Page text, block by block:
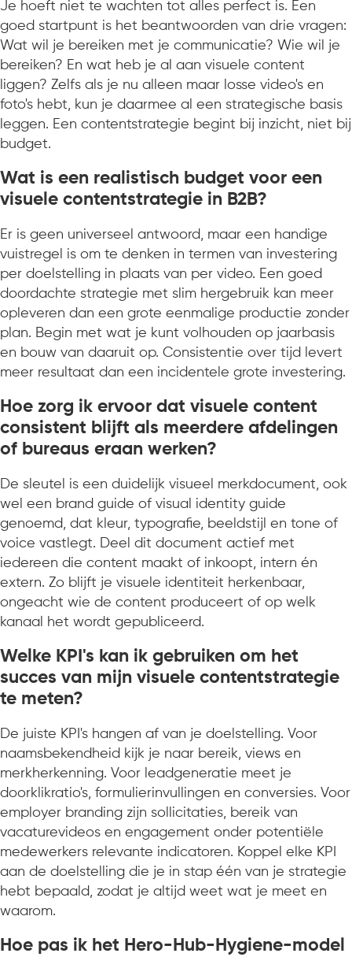
Je hoeft niet te wachten tot alles perfect is. Een
goed startpunt is het beantwoorden van drie vragen:
Wat wil je bereiken met je communicatie? Wie wil je
bereiken? En wat heb je al aan visuele content
liggen? Zelfs als je nu alleen maar losse video's en
foto's hebt, kun je daarmee al een strategische basis
leggen. Een contentstrategie begint bij inzicht, niet bij
budget.
Wat is een realistisch budget voor een
visuele contentstrategie in B2B?
Er is geen universeel antwoord, maar een handige
vuistregel is om te denken in termen van investering
per doelstelling in plaats van per video. Een goed
doordachte strategie met slim hergebruik kan meer
opleveren dan een grote eenmalige productie zonder
plan. Begin met wat je kunt volhouden op jaarbasis
en bouw van daaruit op. Consistentie over tijd levert
meer resultaat dan een incidentele grote investering.
Hoe zorg ik ervoor dat visuele content
consistent blijft als meerdere afdelingen
of bureaus eraan werken?
De sleutel is een duidelijk visueel merkdocument, ook
wel een brand guide of visual identity guide
genoemd, dat kleur, typografie, beeldstijl en tone of
voice vastlegt. Deel dit document actief met
iedereen die content maakt of inkoopt, intern én
extern. Zo blijft je visuele identiteit herkenbaar,
ongeacht wie de content produceert of op welk
kanaal het wordt gepubliceerd.
Welke KPI's kan ik gebruiken om het
succes van mijn visuele contentstrategie
te meten?
De juiste KPI's hangen af van je doelstelling. Voor
naamsbekendheid kijk je naar bereik, views en
merkherkenning. Voor leadgeneratie meet je
doorklikratio's, formulierinvullingen en conversies. Voor
employer branding zijn sollicitaties, bereik van
vacaturevideos en engagement onder potentiële
medewerkers relevante indicatoren. Koppel elke KPI
aan de doelstelling die je in stap één van je strategie
hebt bepaald, zodat je altijd weet wat je meet en
waarom.
Hoe pas ik het Hero-Hub-Hygiene-model